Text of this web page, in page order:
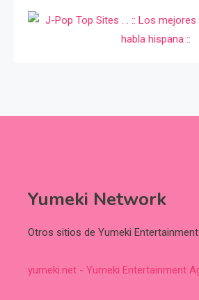
Yumeki Network
Otros sitios de Yumeki Entertainment:
yumeki.net - Yumeki Entertainment